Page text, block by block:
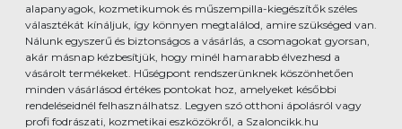
alapanyagok, kozmetikumok és műszempilla-kiegészítők széles
választékát kínáljuk, így könnyen megtalálod, amire szükséged van.
Nálunk egyszerű és biztonságos a vásárlás, a csomagokat gyorsan,
akár másnap kézbesítjük, hogy minél hamarabb élvezhesd a
vásárolt termékeket. Hűségpont rendszerünknek köszönhetően
minden vásárlásod értékes pontokat hoz, amelyeket későbbi
rendeléseidnél felhasználhatsz. Legyen szó otthoni ápolásról vagy
profi fodrászati, kozmetikai eszközökről, a Szaloncikk.hu